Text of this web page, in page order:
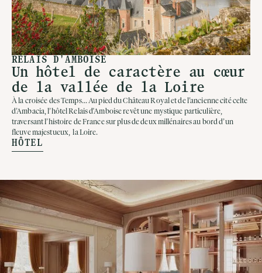
RELAIS D'AMBOISE
Un hôtel de caractère au cœur
de la vallée de la Loire
À la croisée des Temps... Au pied du Château Royal et de l’ancienne cité celte
d’Ambacia, l’hôtel Relais d'Amboise revêt une mystique particulière,
traversant l’histoire de France sur plus de deux millénaires au bord d’un
fleuve majestueux, la Loire.
HÔTEL